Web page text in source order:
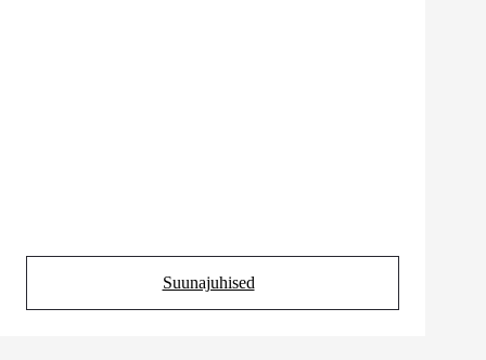
Suunajuhised
(Opens in new tab)